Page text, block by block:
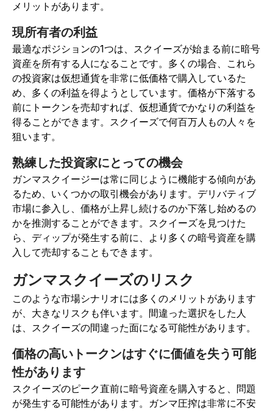
メリットがあります。
現所有者の利益
最適なポジションの1つは、スクイーズが始まる前に暗号
資産を所有する人になることです。多くの場合、これら
の投資家は仮想通貨を非常に低価格で購入しているた
め、多くの利益を得ようとしています。価格が下落する
前にトークンを売却すれば、仮想通貨でかなりの利益を
得ることができます。スクイーズで何百万人もの人々を
狙います。
熟練した投資家にとっての機会
ガンマスクイージーは常に同じように機能する傾向があ
るため、いくつかの取引機会があります。デリバティブ
市場に参入し、価格が上昇し続けるのか下落し始めるの
かを推測することができます。スクイーズを見つけた
ら、ディップが発生する前に、より多くの暗号資産を購
入して売却することもできます。
ガンマスクイーズのリスク
このような市場シナリオには多くのメリットがあります
が、大きなリスクも伴います。間違った選択をした人
は、スクイーズの間違った面になる可能性があります。
価格の高いトークンはすぐに価値を失う可能
性があります
スクイーズのピーク直前に暗号資産を購入すると、問題
が発生する可能性があります。ガンマ圧搾は非常に不安